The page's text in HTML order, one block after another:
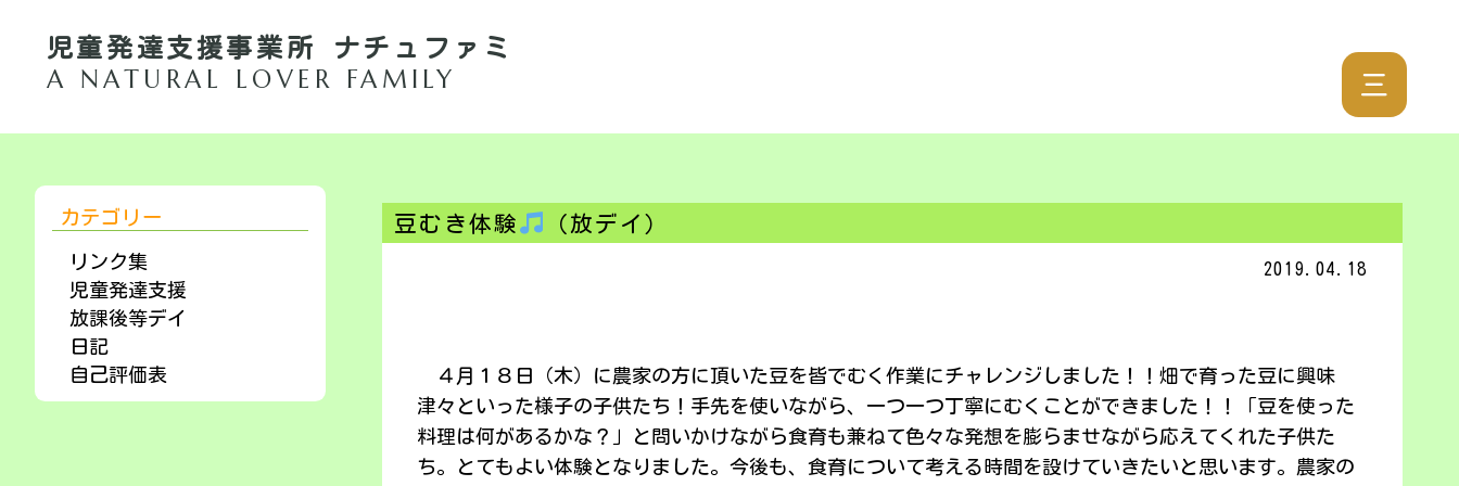
児童発達支援事業所 ナチュファミ
A NATURAL LOVER FAMILY 三
豆むき体験 （放デイ）
2019.04.18
４月１８日（木）に農家の方に頂いた豆を皆でむく作業にチャレンジしました！！畑で育った豆に興味
津々といった様子の子供たち！手先を使いながら、一つ一つ丁寧にむくことができました！！「豆を使った
料理は何があるかな？」と問いかけながら食育も兼ねて色々な発想を膨らませながら応えてくれた子供た
ち。とてもよい体験となりました。今後も、食育について考える時間を設けていきたいと思います。農家の
カテゴリー
リンク集
児童発達支援
放課後等デイ
日記
自己評価表